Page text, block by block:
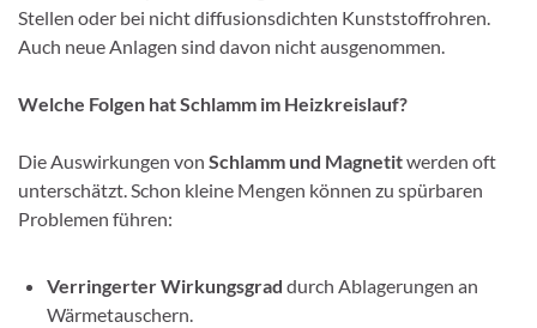
Stellen oder bei nicht diffusionsdichten Kunststoffrohren.
Auch neue Anlagen sind davon nicht ausgenommen.
Welche Folgen hat Schlamm im Heizkreislauf?
Die Auswirkungen von Schlamm und Magnetitwerden oft
unterschätzt. Schon kleine Mengen können zu spürbaren
Problemen führen:
Verringerter Wirkungsgrad durch Ablagerungen an
Wärmetauschern.